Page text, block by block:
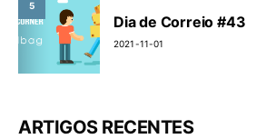
5
Dia de Correio #43
2021-11-01
ARTIGOS RECENTES